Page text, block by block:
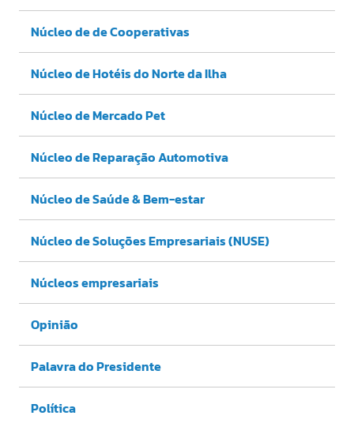
Núcleo de de Cooperativas
Núcleo de Hotéis do Norte da Ilha
Núcleo de Mercado Pet
Núcleo de Reparação Automotiva
Núcleo de Saúde & Bem-estar
Núcleo de Soluções Empresariais (NUSE)
Núcleos empresariais
Opinião
Palavra do Presidente
Política